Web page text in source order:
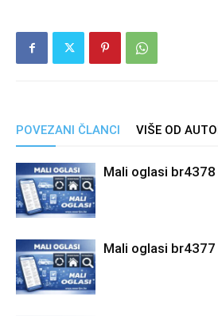
POVEZANI ČLANCI VIŠE OD
Mali oglasi br4378
Mali oglasi br4377